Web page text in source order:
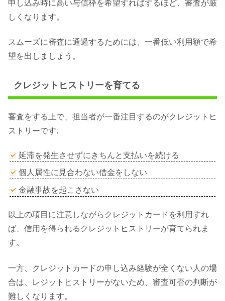
申し込み時に高い与信枠を希望すればするほど、審査が厳
しくなります。
スムーズに審査に通過するためには、一番低い利用額で希
望を出しましょう。
クレジットヒストリーを育てる
審査をする上で、担当者が一番注目するのがクレジットヒ
ストリーです.
延滞を発生させずにきちんと支払いを続ける
個人属性に見合わない借金をしない
金融事故を起こさない
以上の項目に注意しながらクレジットカードを利用すれ
ば、信用を得られるクレジットヒストリーが育てられま
す。
一方、クレジットカードの申し込み経験が全くない人の場
合は、レジットヒストリーがないため、審査可否の判断が
難しくなります。